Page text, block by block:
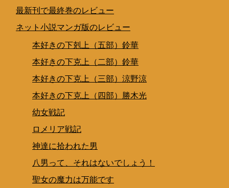
最新刊で最終巻のレビュー
ネット小説マンガ版のレビュー
本好きの下剋上（五部）鈴華
本好きの下克上（二部）鈴華
本好きの下克上（三部）涼野涼
本好きの下克上（四部）勝木光
幼女戦記
ロメリア戦記
神達に拾われた男
八男って、それはないでしょう！
聖女の魔力は万能です